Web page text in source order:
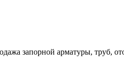
запорной арматуры, труб,